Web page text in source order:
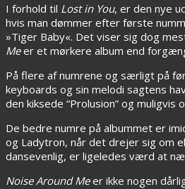
I forhold til Lost in You, er den nye
hvis man dømmer efter første
»Tiger Baby«. Det viser sig dog
Meer et mørkere album end
På flere af numrene og særligt på
keyboards og sin melodi sagtens
den kiksede “Prolusion” og
De bedre numre på albummet er
og Ladytron, når det drejer sig om
dansevenlig, er ligeledes værd at
Noise Around Meer ikke nogen